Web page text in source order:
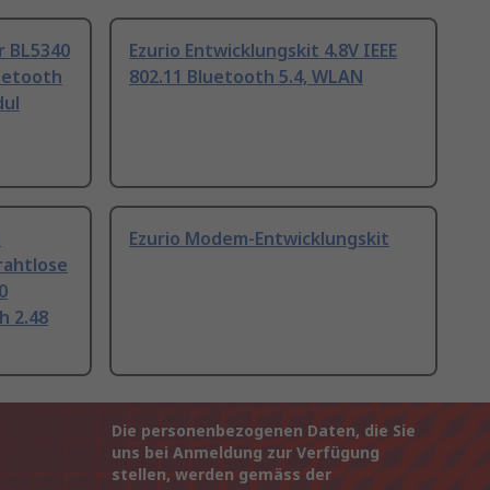
Ezurio Entwicklungskit 4.8V IEEE
802.11 Bluetooth 5.4, WLAN
2.48
Ezurio Modem-Entwicklungskit
Die personenbezogenen Daten, die Sie
uns bei Anmeldung zur Verfügung
stellen, werden gemäss der